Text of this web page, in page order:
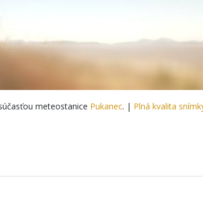
meteostanice Pukanec. | Plná kvalita